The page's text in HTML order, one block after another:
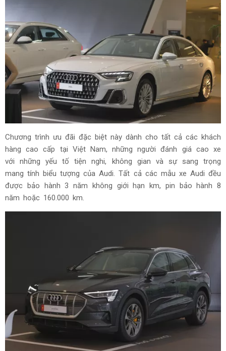
Chương trình ưu đãi đặc biệt này dành cho tất cả các khách
hàng cao cấp tại Việt Nam, những người đánh giá cao xe
với những yếu tố tiện nghi, không gian và sự sang trọng
mang tính biểu tượng của Audi. Tất cả các mẫu xe Audi đều
được bảo hành 3 năm không giới hạn km, pin bảo hành 8
năm hoặc 160.000 km.